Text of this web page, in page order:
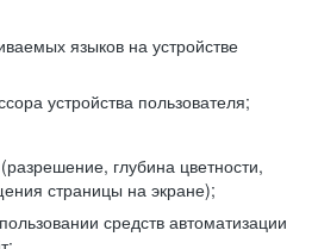
языков на устройстве
устройства пользователя;
глубина цветности,
страницы на экране);
средств автоматизации